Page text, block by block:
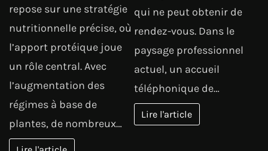
repose sur une stratégie
nutritionnelle précise, où
l’apport protéique joue
un rôle central. Avec
l’augmentation des
régimes à base de
plantes, de nombreux…
qui ne peut obtenir de
rendez-vous. Dans le
paysage professionnel
actuel, un accueil
téléphonique de…
Lire l'article